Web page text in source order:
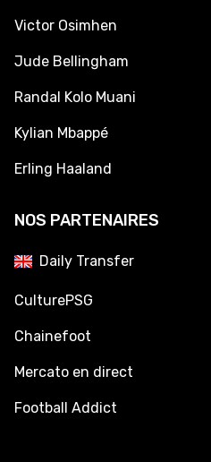
Victor Osimhen
Jude Bellingham
Randal Kolo Muani
Kylian Mbappé
Erling Haaland
NOS PARTENAIRES
Daily Transfer
CulturePSG
Chainefoot
Mercato en direct
Football Addict